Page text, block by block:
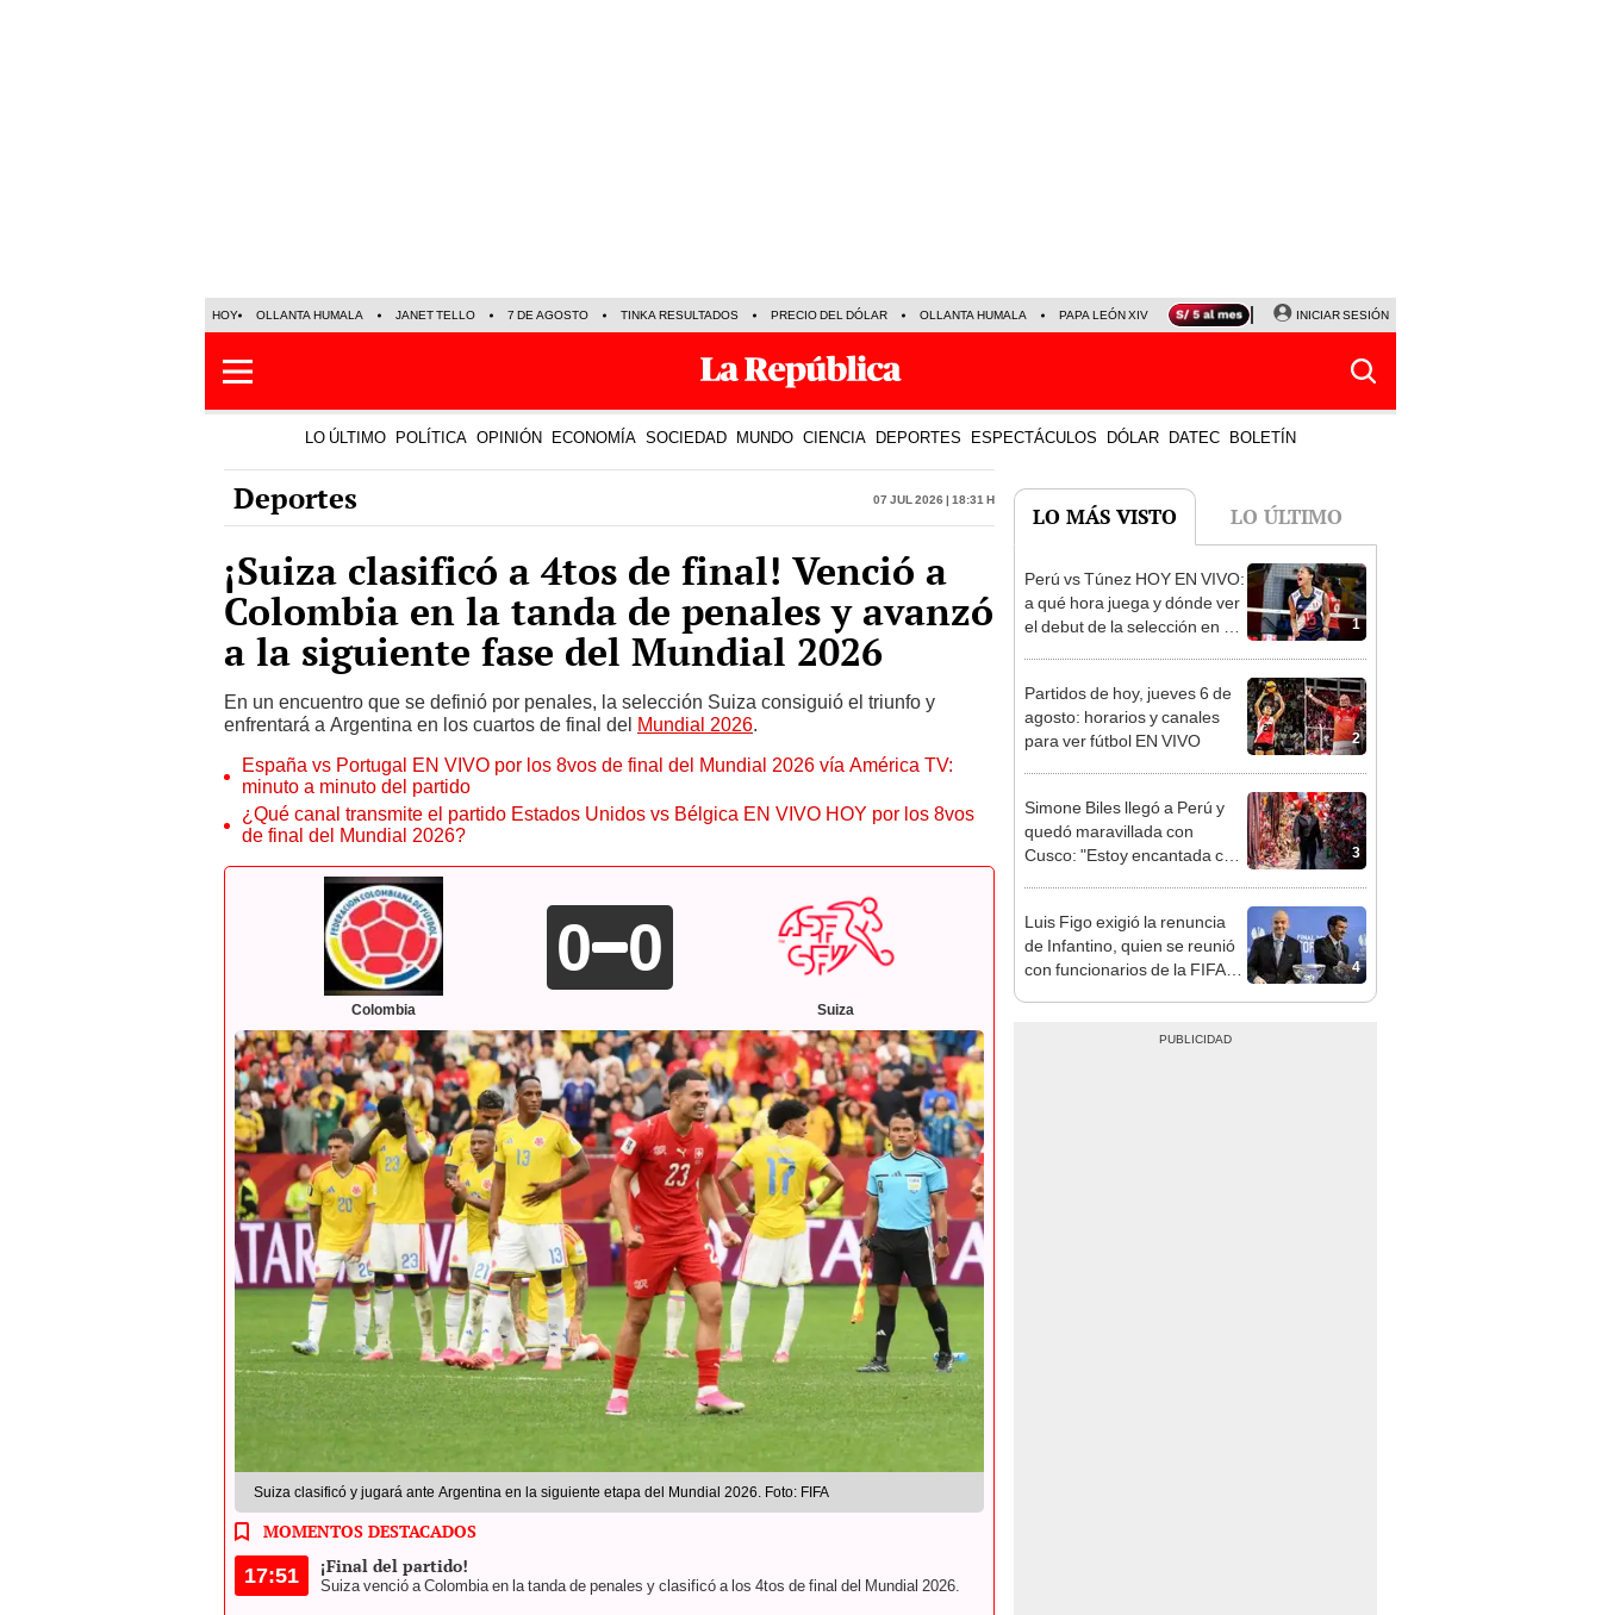
HOY OLLANTA HUMALA JANET TELLO 7 DE AGOSTO TINKA RESULTADOS PRECIO DEL DÓLAR OLLANTA HUMALA PAPA LEÓN XIV NALDY SALDAÑA LA BELLA LUZ
INICIAR SESIÓN
LO ÚLTIMO POLÍTICA OPINIÓN ECONOMÍA SOCIEDAD MUNDO CIENCIA DEPORTES ESPECTÁCULOS DÓLAR DATEC BOLETÍN
Deportes 07 Jul 2026 | 18:31 h
¡Suiza clasificó a 4tos de final! Venció a
Colombia en la tanda de penales y avanzó
a la siguiente fase del Mundial 2026
En un encuentro que se definió por penales, la selección Suiza consiguió el triunfo y
enfrentará a Argentina en los cuartos de final del Mundial 2026.
España vs Portugal EN VIVO por los 8vos de final del Mundial 2026 vía América TV:
minuto a minuto del partido
¿Qué canal transmite el partido Estados Unidos vs Bélgica EN VIVO HOY por los 8vos
de final del Mundial 2026?
Colombia
0 0
Suiza
Suiza clasificó y jugará ante Argentina en la siguiente etapa del Mundial 2026. Foto: FIFA
MOMENTOS DESTACADOS
17:51 ¡Final del partido!
Suiza venció a Colombia en la tanda de penales y clasificó a los 4tos de final del Mundial 2026.
LO MÁS VISTO LO ÚLTIMO
1
Perú vs Túnez HOY EN VIVO:
a qué hora juega y dónde ver
el debut de la selección en el
2
Partidos de hoy, jueves 6 de
agosto: horarios y canales
para ver fútbol EN VIVO
3
Simone Biles llegó a Perú y
quedó maravillada con
Cusco: "Estoy encantada con
4
Luis Figo exigió la renuncia
de Infantino, quien se reunió
con funcionarios de la FIFA